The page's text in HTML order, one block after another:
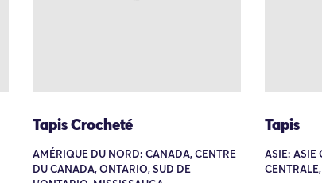
Tapis Crocheté
AMÉRIQUE DU NORD: CANADA, CENTRE
DU CANADA, ONTARIO, SUD DE
Tapis
ASIE: ASIE